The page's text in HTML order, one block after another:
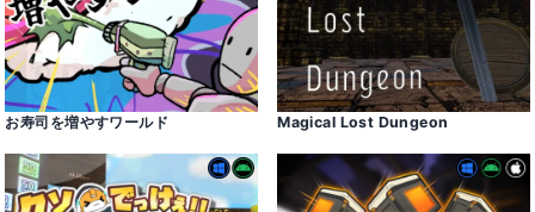
お寿司を増やすワールド Magical Lost Dungeon